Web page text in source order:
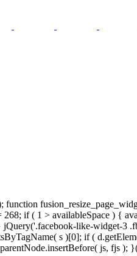
if ( 1 > availableSpace ) {
like-widget-3
s )[0]; if (
js, fjs );